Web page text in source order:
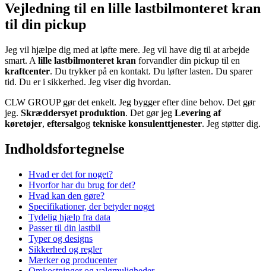
Vejledning til en lille lastbilmonteret kran
til din pickup
Jeg vil hjælpe dig med at løfte mere. Jeg vil have dig til at arbejde
smart. A lille lastbilmonteret kran forvandler din pickup til en
kraftcenter. Du trykker på en kontakt. Du løfter lasten. Du sparer
tid. Du er i sikkerhed. Jeg viser dig hvordan.
CLW GROUP gør det enkelt. Jeg bygger efter dine behov. Det gør
jeg. Skræddersyet produktion. Det gør jeg Levering af
køretøjer, eftersalgog tekniske konsulenttjenester. Jeg støtter dig.
Indholdsfortegnelse
Hvad er det for noget?
Hvorfor har du brug for det?
Hvad kan den gøre?
Specifikationer, der betyder noget
Tydelig hjælp fra data
Passer til din lastbil
Typer og designs
Sikkerhed og regler
Mærker og producenter